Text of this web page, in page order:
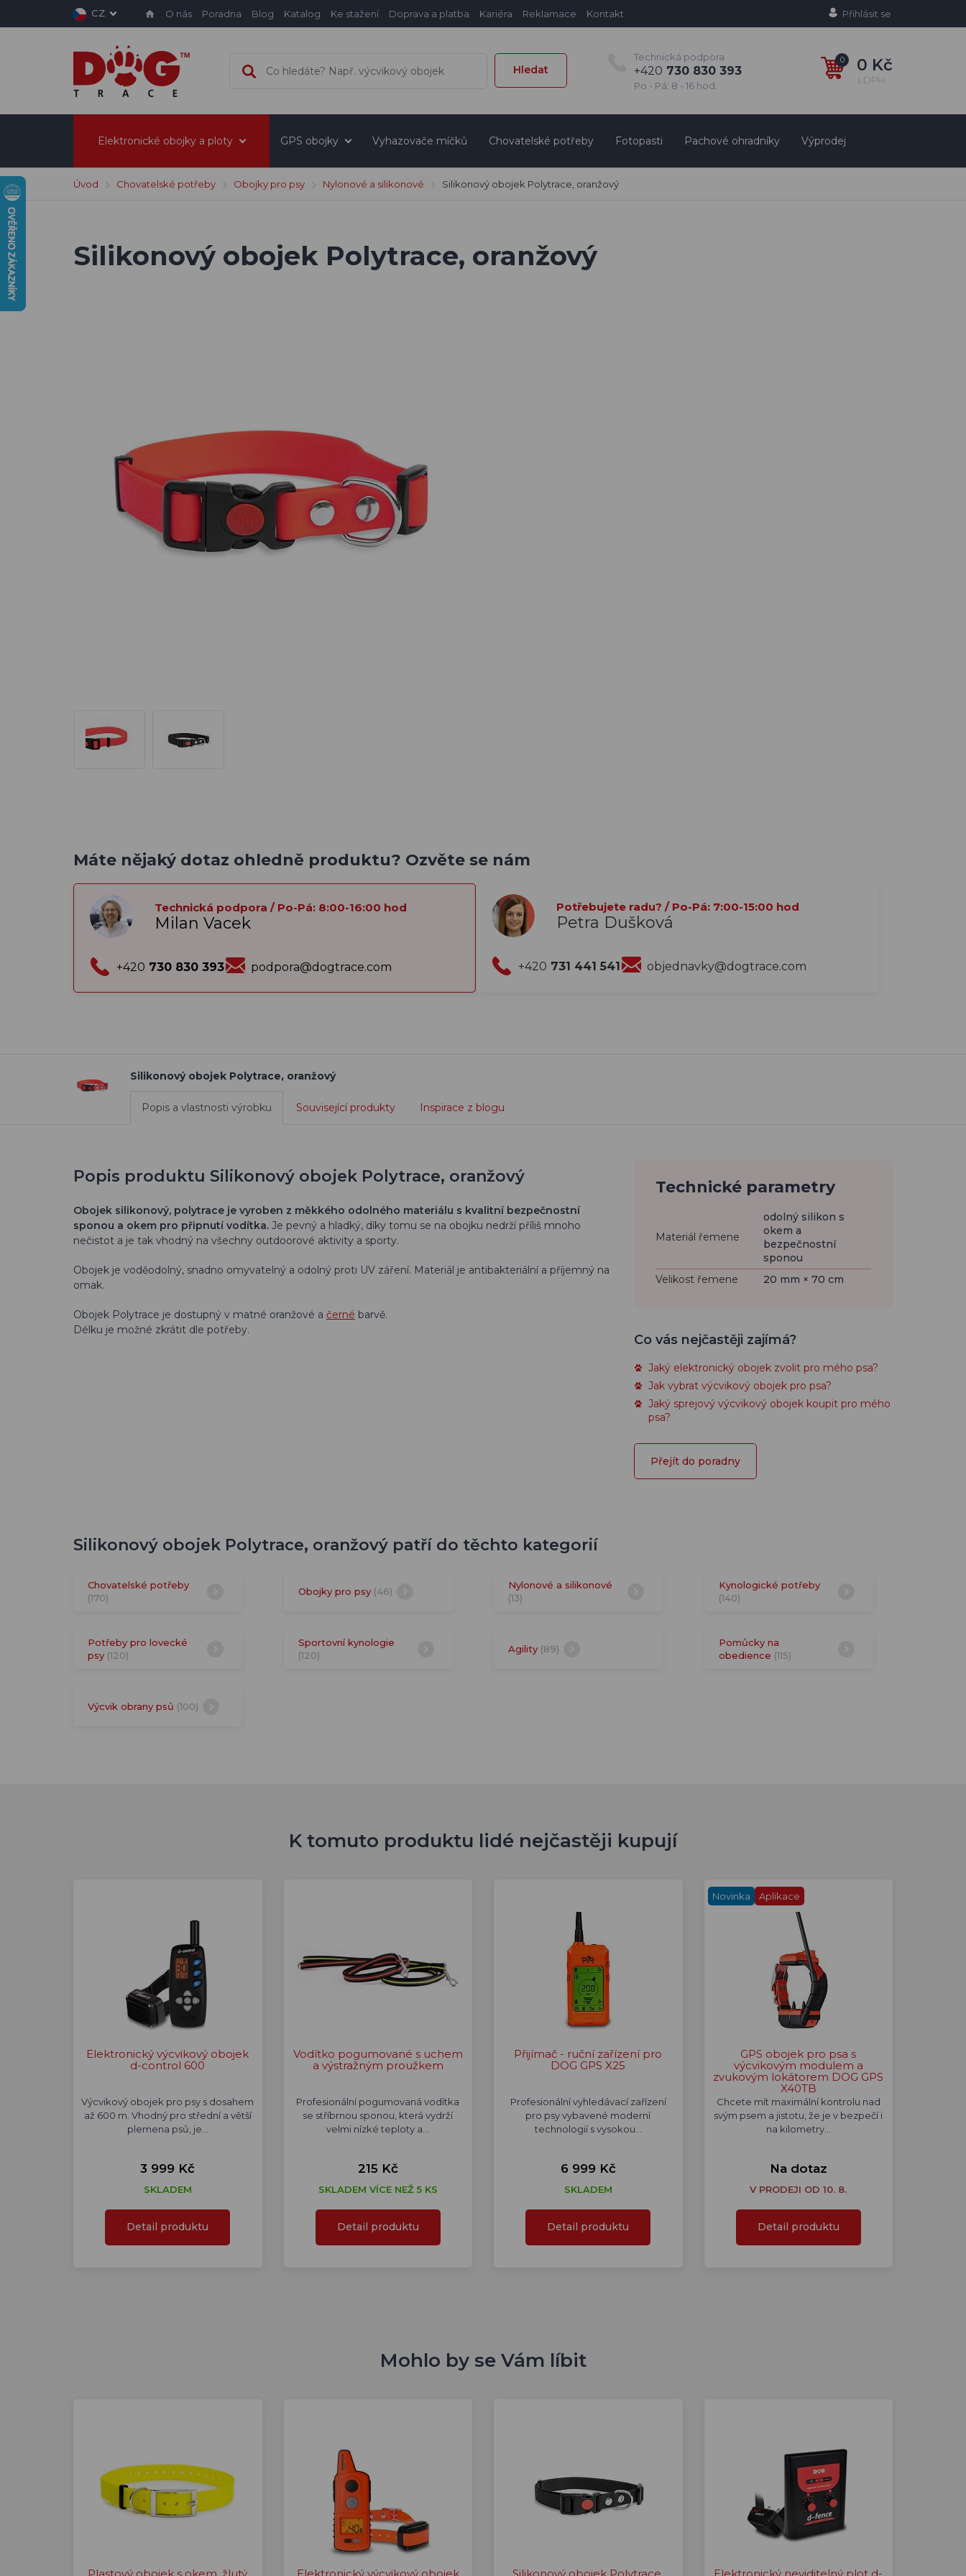
CZ O nás Poradna Blog Katalog Ke stažení Doprava a platba Kariéra Reklamace Kontakt Přihlásit se
Hledat
Technická podpora
+420 730 830 393
Po - Pá: 8 - 16 hod.
0 0 Kč
s DPH
Elektronické obojky a ploty GPS obojky Vyhazovače míčků Chovatelské potřeby Fotopasti Pachové ohradníky Výprodej
Úvod Chovatelské potřeby Obojky pro psy Nylonové a silikonové Silikonový obojek Polytrace, oranžový
Silikonový obojek Polytrace, oranžový
Máte nějaký dotaz ohledně produktu? Ozvěte se nám
Technická podpora / Po-Pá: 8:00-16:00 hod
Milan Vacek
+420 730 830 393 podpora@dogtrace.com
Potřebujete radu? / Po-Pá: 7:00-15:00 hod
Petra Dušková
+420 731 441 541 objednavky@dogtrace.com
Silikonový obojek Polytrace, oranžový
Popis a vlastnosti výrobku Související produkty Inspirace z blogu
Popis produktu Silikonový obojek Polytrace, oranžový
Obojek silikonový, polytrace je vyroben z měkkého odolného materiálu s kvalitní bezpečnostní
sponou a okem pro připnutí vodítka. Je pevný a hladký, díky tomu se na obojku nedrží příliš mnoho
nečistot a je tak vhodný na všechny outdoorové aktivity a sporty.
Obojek je voděodolný, snadno omyvatelný a odolný proti UV záření. Materiál je antibakteriální a příjemný na
omak.
Obojek Polytrace je dostupný v matné oranžové a černé barvě.
Délku je možné zkrátit dle potřeby.
Technické parametry
Materiál řemene
odolný silikon s
okem a
bezpečnostní
sponou
Velikost řemene
20 mm × 70 cm
Co vás nejčastěji zajímá?
Jaký elektronický obojek zvolit pro mého psa?
Jak vybrat výcvikový obojek pro psa?
Jaký sprejový výcvikový obojek koupit pro mého
psa?
Přejít do poradny
Silikonový obojek Polytrace, oranžový patří do těchto kategorií
Chovatelské potřeby
(170)
Obojky pro psy (46)
Nylonové a silikonové
(13)
Kynologické potřeby
(140)
Potřeby pro lovecké
psy (120)
Sportovní kynologie
(120)
Agility (89)
Pomůcky na
obedience (115)
Výcvik obrany psů (100)
K tomuto produktu lidé nejčastěji kupují
Elektronický výcvikový obojek
d-control 600
Výcvikový obojek pro psy s dosahem
až 600 m. Vhodný pro střední a větší
plemena psů, je…
3 999 Kč
SKLADEM
Detail produktu
Vodítko pogumované s uchem
a výstražným proužkem
Profesionální pogumovaná vodítka
se stříbrnou sponou, která vydrží
velmi nízké teploty a…
215 Kč
SKLADEM VÍCE NEŽ 5 KS
Detail produktu
Přijímač - ruční zařízení pro
DOG GPS X25
Profesionální vyhledávací zařízení
pro psy vybavené moderní
technologií s vysokou…
6 999 Kč
SKLADEM
Detail produktu
Novinka Aplikace
GPS obojek pro psa s
výcvikovým modulem a
zvukovým lokátorem DOG GPS
X40TB
Chcete mít maximální kontrolu nad
svým psem a jistotu, že je v bezpečí i
na kilometry…
Na dotaz
V PRODEJI OD 10. 8.
Detail produktu
Mohlo by se Vám líbit